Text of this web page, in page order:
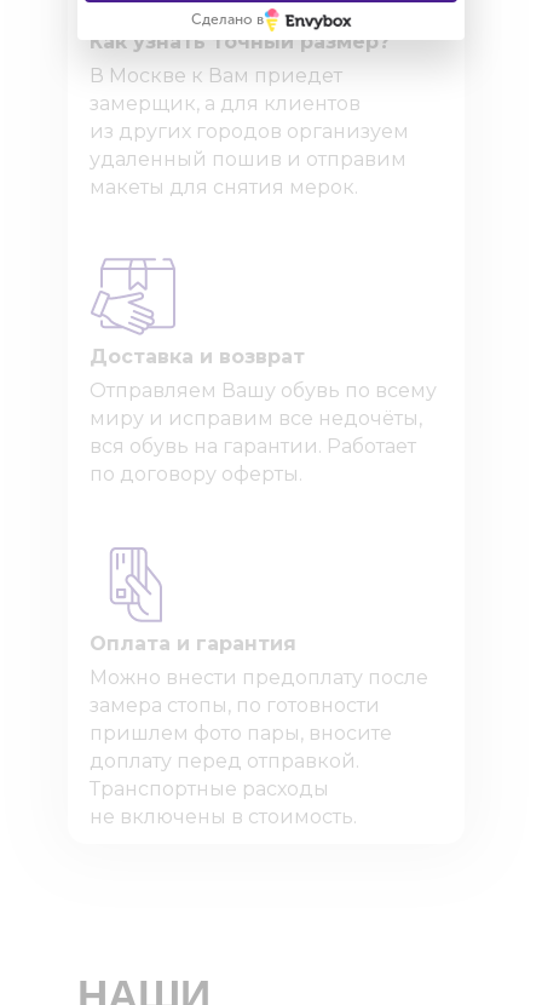
Доставка и возврат
В Москве к Вам приедет
замерщик, а для клиентов
из других городов организуем
удаленный пошив и отправим
макеты для снятия мерок.
Как узнать точный размер?
Отправляем Вашу обувь по всему
миру и исправим все недочёты,
вся обувь на гарантии. Работает
по договору оферты.
Оплата и гарантия
Можно внести предоплату после
замера стопы, по готовности
пришлем фото пары, вносите
доплату перед отправкой.
Транспортные расходы
не включены в стоимость.
НАШИ
Сделано в